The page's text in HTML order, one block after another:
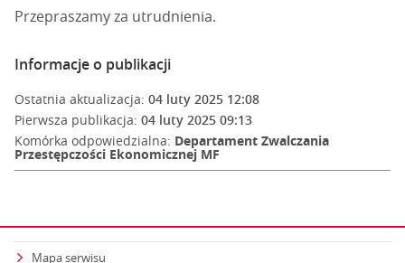
Przepraszamy za utrudnienia.
Informacje o publikacji
Ostatnia aktualizacja: 04 luty 2025 12:08
Pierwsza publikacja: 04 luty 2025 09:13
Komórka odpowiedzialna: Departament Zwalczania
Przestępczości Ekonomicznej MF
Mapa serwisu